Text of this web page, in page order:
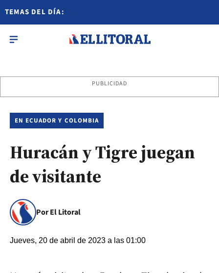
TEMAS DEL DÍA:
PUBLICIDAD
EN ECUADOR Y COLOMBIA
Huracán y Tigre juegan
de visitante
Por El Litoral
Jueves, 20 de abril de 2023 a las 01:00